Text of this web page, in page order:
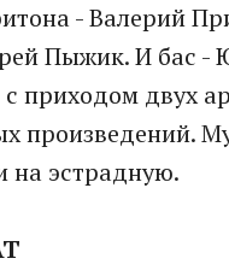
- Валерий
Пыжик. И бас -
приходом двух
произведений.
на эстрадную.